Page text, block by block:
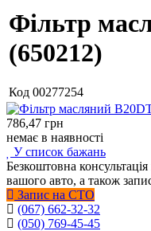
Фільтр
(650212)
Код 00277254
786,47 грн
немає в наявності
У список бажань
Безкоштовна
вашого авто, а також
Запис на СТО
(067) 662-32-32
(050) 769-45-45